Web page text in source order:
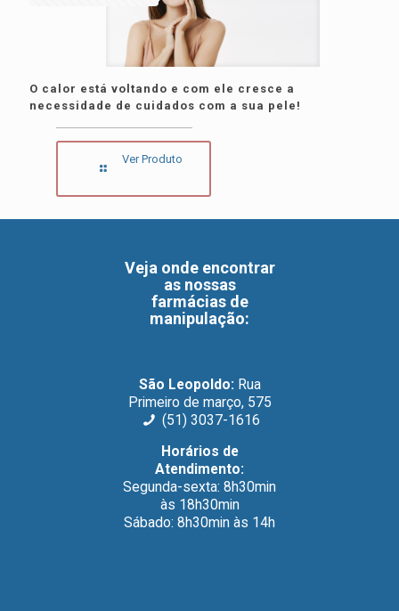
O calor está voltando e com ele cresce a
necessidade de cuidados com a sua pele!
Ver Produto
Veja onde encontrar
as nossas
farmácias de
manipulação:
São Leopoldo: Rua
Primeiro de março, 575
(51) 3037-1616
Horários de
Atendimento:
Segunda-sexta: 8h30min
às 18h30min
Sábado: 8h30min às 14h